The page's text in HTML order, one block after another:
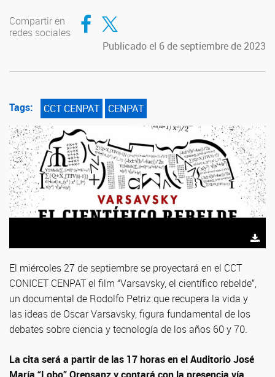
Compartir en
redes sociales
Compartir en Facebook
Compartir en Twitter
Publicado el 6 de septiembre de 2023
Tags: CCT CENPAT CENPAT
El miércoles 27 de septiembre se proyectará en el CCT
CONICET CENPAT el film “Varsavsky, el científico rebelde”,
un documental de Rodolfo Petriz que recupera la vida y
las ideas de Oscar Varsavsky, figura fundamental de los
debates sobre ciencia y tecnología de los años 60 y 70.
La cita será a partir de las 17 horas en el Auditorio José